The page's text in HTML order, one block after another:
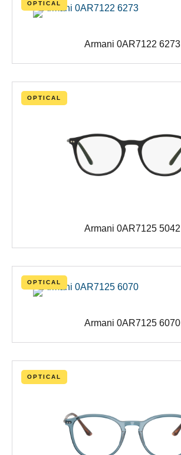
OPTICAL
Armani 0AR7122 6273
OPTICAL
Armani 0AR7125 5042
OPTICAL
Armani 0AR7125 6070
OPTICAL